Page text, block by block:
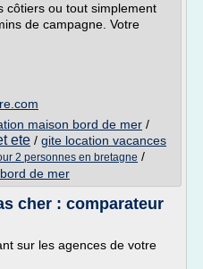
côtiers ou tout simplement
de campagne. Votre
maison bord de mer /
ete / gite location vacances
2 personnes en bretagne /
de mer
cher : comparateur
sur les agences de votre